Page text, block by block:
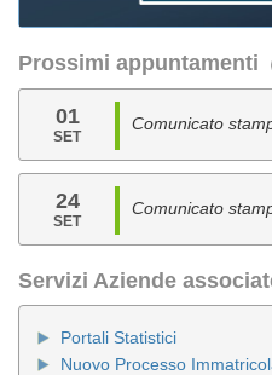
Prossimi appuntamenti
01
SET
Comunicato
24
SET
Comunicato
Servizi Aziende
Portali Statistici
Nuovo Processo